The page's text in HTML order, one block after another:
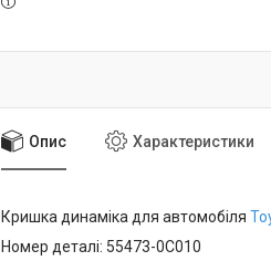
Опис Характеристики
Кришка динаміка для автомобіля
Номер деталі: 55473-0C010